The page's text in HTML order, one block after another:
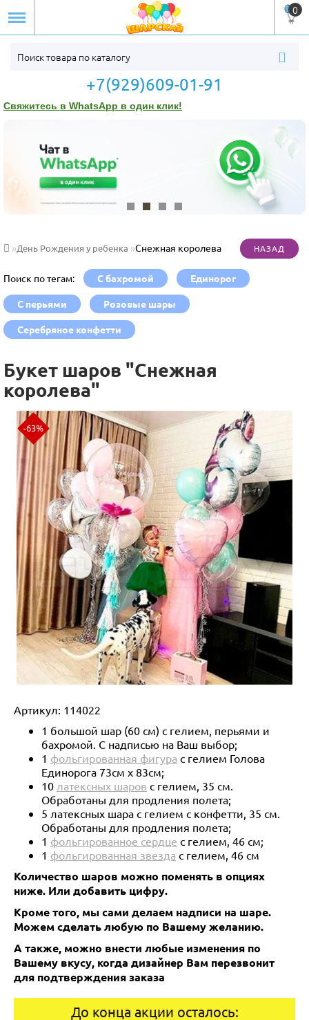
0
+7(929)609-01-91
Свяжитесь в WhatsApp в один клик!
День Рождения у ребенка Снежная королева
Поиск по тегам: С бахромой Единорог
С перьями Розовые шары
Серебряное конфетти
Букет шаров "Снежная
королева"
-63%
Артикул: 114022
1 большой шар (60 см) с гелием, перьями и
бахромой. С надписью на Ваш выбор;
1 фольгированная фигура с гелием Голова
Единорога 73см х 83см;
10 латексных шаров с гелием, 35 см.
Обработаны для продления полета;
5 латексных шара с гелием с конфетти, 35 см.
Обработаны для продления полета;
1 фольгированное сердце с гелием, 46 см;
1 фольгированная звезда с гелием, 46 см
Количество шаров можно поменять в опциях
ниже. Или добавить цифру.
Кроме того, мы сами делаем надписи на шаре.
Можем сделать любую по Вашему желанию.
А также, можно внести любые изменения по
Вашему вкусу, когда дизайнер Вам перезвонит
для подтверждения заказа
До конца акции осталось: